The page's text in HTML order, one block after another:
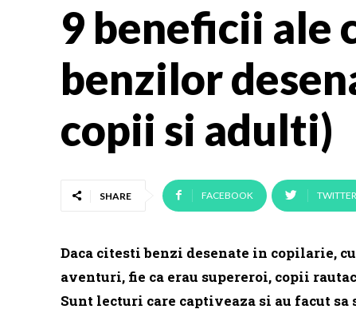
9 beneficii ale
benzilor
copii si adulti)
SHARE FACEBOOK TWITTER
Daca citesti benzi desenate in copilarie,
aventuri, fie ca erau supereroi, copii
Sunt lecturi care captiveaza si au facut